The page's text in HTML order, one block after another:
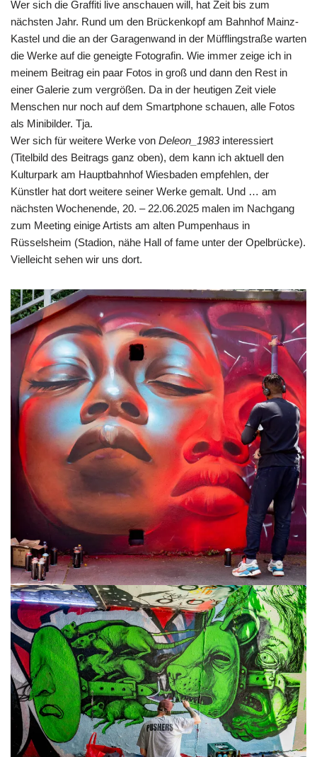
Wer sich die Graffiti live anschauen will, hat Zeit bis zum
nächsten Jahr. Rund um den Brückenkopf am Bahnhof Mainz-
Kastel und die an der Garagenwand in der Müfflingstraße warten
die Werke auf die geneigte Fotografin. Wie immer zeige ich in
meinem Beitrag ein paar Fotos in groß und dann den Rest in
einer Galerie zum vergrößen. Da in der heutigen Zeit viele
Menschen nur noch auf dem Smartphone schauen, alle Fotos
als Minibilder. Tja.
Wer sich für weitere Werke von Deleon_1983interessiert
(Titelbild des Beitrags ganz oben), dem kann ich aktuell den
Kulturpark am Hauptbahnhof Wiesbaden empfehlen, der
Künstler hat dort weitere seiner Werke gemalt. Und … am
nächsten Wochenende, 20. – 22.06.2025 malen im Nachgang
zum Meeting einige Artists am alten Pumpenhaus in
Rüsselsheim (Stadion, nähe Hall of fame unter der Opelbrücke).
Vielleicht sehen wir uns dort.